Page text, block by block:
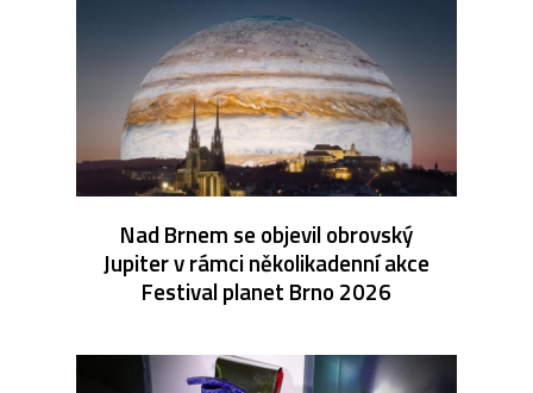
Nad Brnem se objevil obrovský
Jupiter v rámci několikadenní akce
Festival planet Brno 2026